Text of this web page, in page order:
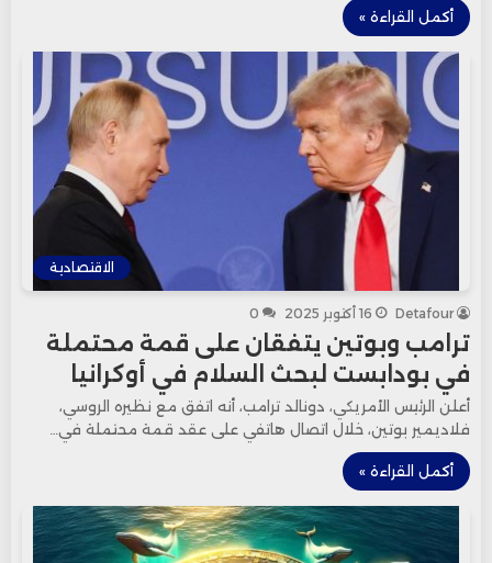
أكمل القراءة »
الاقتصادية
Detafour 16 أكتوبر 2025 0
ترامب وبوتين يتفقان على قمة محتملة
في بودابست لبحث السلام في أوكرانيا
أعلن الرئيس الأمريكي، دونالد ترامب، أنه اتفق مع نظيره الروسي،
فلاديمير بوتين، خلال اتصال هاتفي على عقد قمة محتملة في…
أكمل القراءة »